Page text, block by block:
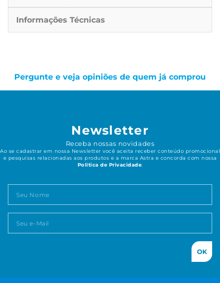
Informações Técnicas
Pergunte e veja opiniões de quem já comprou
Newsletter
Receba nossas novidades
Ao se cadastrar em nossa Newsletter você aceita receber conteúdo promocional
e pesquisas relacionadas aos produtos e a marca Astra e concorda com nossa
Política de Privacidade.
OK